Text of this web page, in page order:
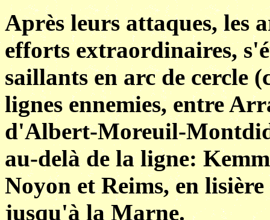
Après leurs attaques, les
efforts extraordinaires,
saillants en arc de cercle
lignes ennemies, entre
d'Albert-Moreuil-
au-delà de la ligne:
Noyon et Reims, en
jusqu'à la Marne.